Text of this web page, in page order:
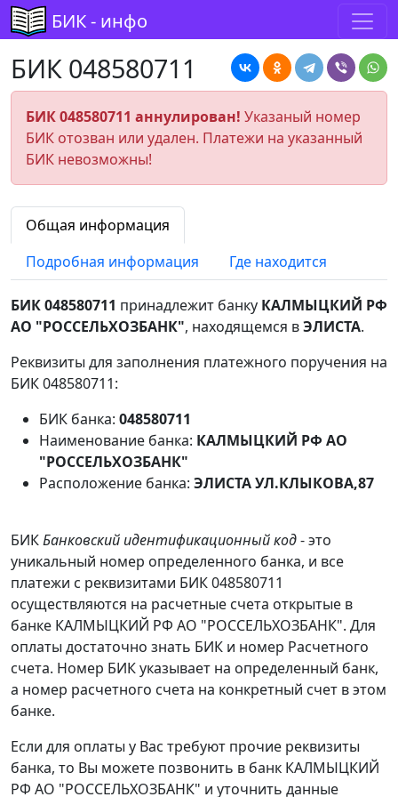
БИК - инфо
БИК 048580711
БИК 048580711 аннулирован! Указаный номер
БИК отозван или удален. Платежи на указанный
БИК невозможны!
Общая информация
Подробная информация
Где находится
БИК 048580711 принадлежит банку КАЛМЫЦКИЙ РФ
АО "РОССЕЛЬХОЗБАНК", находящемся вЭЛИСТА.
Реквизиты для заполнения платежного поручения на
БИК 048580711:
БИК банка: 048580711
Наименование банка: КАЛМЫЦКИЙ РФ АО
"РОССЕЛЬХОЗБАНК"
Расположение банка: ЭЛИСТА УЛ.КЛЫКОВА,87
БИКБанковский идентификационный код- это
уникальный номер определенного банка, и все
платежи с реквизитами БИК 048580711
осуществляются на расчетные счета открытые в
банке КАЛМЫЦКИЙ РФ АО "РОССЕЛЬХОЗБАНК". Для
оплаты достаточно знать БИК и номер Расчетного
счета. Номер БИК указывает на определенный банк,
а номер расчетного счета на конкретный счет в этом
банке.
Если для оплаты у Вас требуют прочие реквизиты
банка, то Вы можете позвонить в банк КАЛМЫЦКИЙ
РФ АО "РОССЕЛЬХОЗБАНК" и уточнить данные